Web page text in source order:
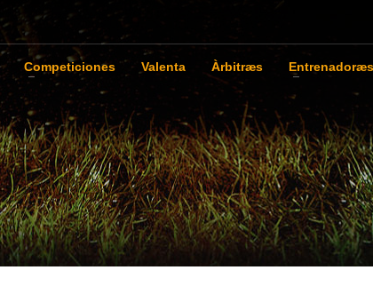
Competiciones Valenta Àrbitræs Entrenadoræs